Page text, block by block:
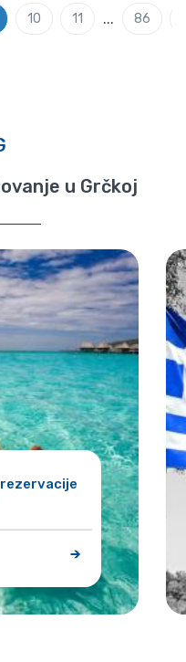
10 11 ... 86
u Grčkoj